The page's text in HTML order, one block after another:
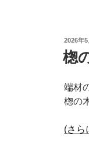
投
稿
日:
2026年5
楤
端材
楤の
(さ